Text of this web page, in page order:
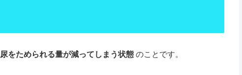
をためられる量が減ってしまう状態 のことです。